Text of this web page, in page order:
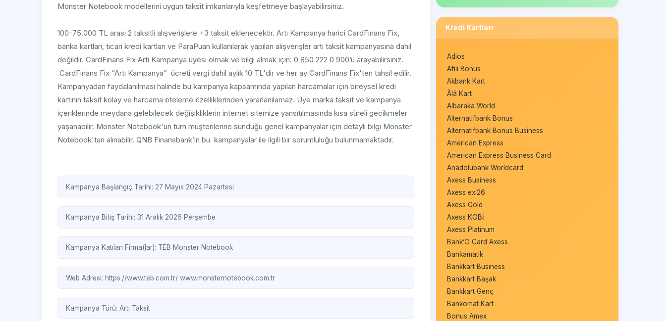
Monster Notebook modellerini uygun taksit imkanlarıyla keşfetmeye başlayabilirsiniz.
100-75.000 TL arası 2 taksitli alışverişlere +3 taksit eklenecektir. Artı Kampanya harici CardFinans Fix,
banka kartları, ticari kredi kartları ve ParaPuan kullanılarak yapılan alışverişler artı taksit kampanyasına dahil
değildir. CardFinans Fix Artı Kampanya üyesi olmak ve bilgi almak için: 0 850 222 0 900’ü arayabilirsiniz.
CardFinans Fix “Artı Kampanya” ücreti vergi dahil aylık 10 TL'dir ve her ay CardFinans Fix'ten tahsil edilir.
Kampanyadan faydalanılması halinde bu kampanya kapsamında yapılan harcamalar için bireysel kredi
kartının taksit kolay ve harcama öteleme özelliklerinden yararlanılamaz. Üye marka taksit ve kampanya
içeriklerinde meydana gelebilecek değişikliklerin internet sitemize yansıtılmasında kısa süreli gecikmeler
yaşanabilir. Monster Notebook'un tüm müşterilerine sunduğu genel kampanyalar için detaylı bilgi Monster
Notebook'tan alınabilir. QNB Finansbank’ın bu kampanyalar ile ilgili bir sorumluluğu bulunmamaktadır.
Kampanya Başlangıç Tarihi: 27 Mayıs 2024 Pazartesi
Kampanya Bitiş Tarihi: 31 Aralık 2026 Perşembe
Kampanya Katılan Firma(lar): TEB Monster Notebook
Web Adresi: https://www.teb.com.tr/ www.monsternotebook.com.tr
Kampanya Türü: Artı Taksit
Kredi Kartları
Adios
Afili Bonus
Akbank Kart
Âlâ Kart
Albaraka World
Alternatifbank Bonus
Alternatifbank Bonus Business
American Express
American Express Business Card
Anadolubank Worldcard
Axess Business
Axess exi26
Axess Gold
Axess KOBİ
Axess Platinum
Bank’O Card Axess
Bankamatik
Bankkart Business
Bankkart Başak
Bankkart Genç
Bankomat Kart
Bonus Amex